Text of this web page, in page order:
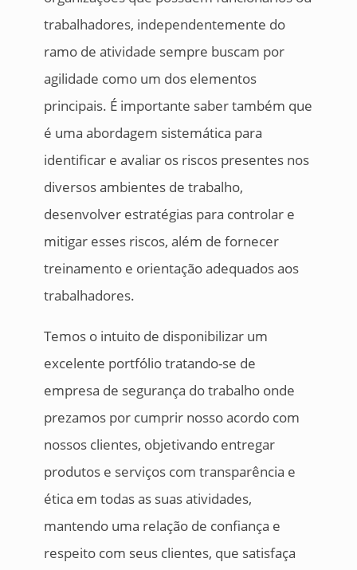
trabalhadores, independentemente do
ramo de atividade sempre buscam por
agilidade como um dos elementos
principais. É importante saber também que
é uma abordagem sistemática para
identificar e avaliar os riscos presentes nos
diversos ambientes de trabalho,
desenvolver estratégias para controlar e
mitigar esses riscos, além de fornecer
treinamento e orientação adequados aos
trabalhadores.
Temos o intuito de disponibilizar um
excelente portfólio tratando-se de
empresa de segurança do trabalho onde
prezamos por cumprir nosso acordo com
nossos clientes, objetivando entregar
produtos e serviços com transparência e
ética em todas as suas atividades,
mantendo uma relação de confiança e
respeito com seus clientes, que satisfaça